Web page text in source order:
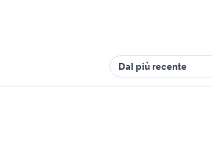
Dal più recente